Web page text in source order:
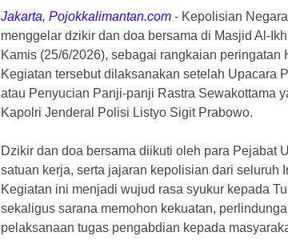
Jakarta, Pojokkalimantan.com - Kepolisian
menggelar dzikir dan doa bersama di Masjid Al-
Kamis (25/6/2026), sebagai rangkaian peringatan
Kegiatan tersebut dilaksanakan setelah Upacara
atau Penyucian Panji-panji Rastra Sewakottama
Kapolri Jenderal Polisi Listyo Sigit Prabowo.
Dzikir dan doa bersama diikuti oleh para Pejabat
satuan kerja, serta jajaran kepolisian dari seluruh
Kegiatan ini menjadi wujud rasa syukur kepada
sekaligus sarana memohon kekuatan,
pelaksanaan tugas pengabdian kepada